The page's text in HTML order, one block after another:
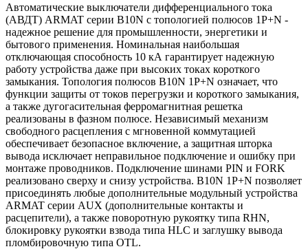
Автоматические выключатели дифференциального тока
(АВДТ) ARMAT серии B10N с топологией полюсов 1P+N -
надежное решение для промышленности, энергетики и
бытового применения. Номинальная наибольшая
отключающая способность 10 кА гарантирует надежную
работу устройства даже при высоких токах короткого
замыкания. Топология полюсов B10N 1P+N означает, что
функции защиты от токов перегрузки и короткого замыкания,
а также дугогасительная ферромагнитная решетка
реализованы в фазном полюсе. Независимый механизм
свободного расцепления с мгновенной коммутацией
обеспечивает безопасное включение, а защитная шторка
вывода исключает неправильное подключение и ошибку при
монтаже проводников. Подключение шинами PIN и FORK
реализовано сверху и снизу устройства. B10N 1P+N позволяет
присоединять любые дополнительные модульный устройства
ARMAT серии AUX (дополнительные контакты и
расцепители), а также поворотную рукоятку типа RHN,
блокировку рукоятки взвода типа HLC и заглушку вывода
пломбировочную типа OTL.